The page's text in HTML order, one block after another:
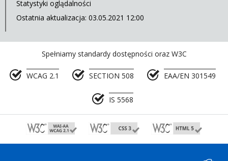
Statystyki oglądalności
Ostatnia aktualizacja: 03.05.2021 12:00
Spełniamy standardy dostępności oraz W3C
WCAG 2.1 SECTION 508 EAA/EN 301549
IS 5568